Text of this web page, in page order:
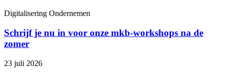
Digitalisering Ondernemen
Schrijf je nu in voor onze mkb-workshops na de
zomer
23 juli 2026